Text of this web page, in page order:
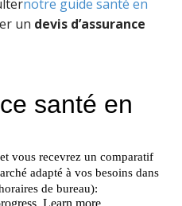
notre guide santé en
un devis d’assurance